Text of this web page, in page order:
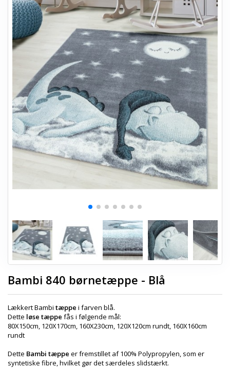
+
BØRNEMØBLER
+
KONTORMØBLER
OPBEVARING
LAMPER
HAVEMØBLER
ENTREMØBLER
SPAR PENGE PÅ UDVALGTE VARER
Bambi 840 børnetæppe - Blå
Lækkert Bambi tæppe i farven blå.
Dette løse tæppe fås i følgende mål:
80X150cm, 120X170cm, 160X230cm, 120X120cm rundt, 160X160cm
rundt
Dette Bambi tæppe er fremstillet af 100% Polypropylen, som er
syntetiske fibre, hvilket gør det særdeles slidstærkt.